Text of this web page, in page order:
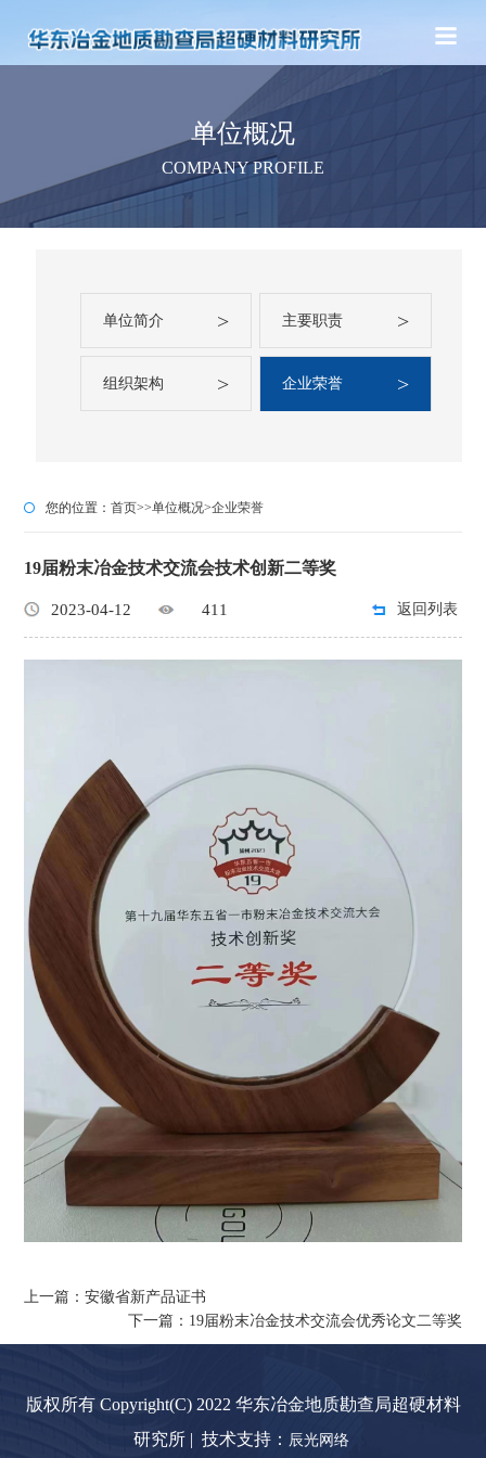
单位概况
COMPANY PROFILE
单位简介 > 主要职责 >
组织架构 > 企业荣誉 >
您的位置：首页>>单位概况>企业荣誉
19届粉末冶金技术交流会技术创新二等奖
2023-04-12 411 返回列表
上一篇：安徽省新产品证书
下一篇：19届粉末冶金技术交流会优秀论文二等奖
版权所有 Copyright(C) 2022 华东冶金地质勘查局超硬材料
研究所 | 技术支持： 辰光网络